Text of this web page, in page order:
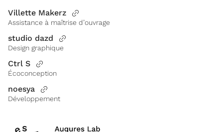
Villette Makerz
Assistance à maîtrise d’ouvrage
studio dazd
Design graphique
Ctrl S
Écoconception
noesya
Développement